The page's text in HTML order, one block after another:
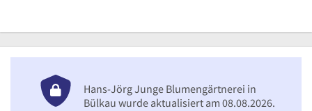
Hans-Jörg Junge Blumengärtnerei in
Bülkau wurde aktualisiert am 08.08.2026.